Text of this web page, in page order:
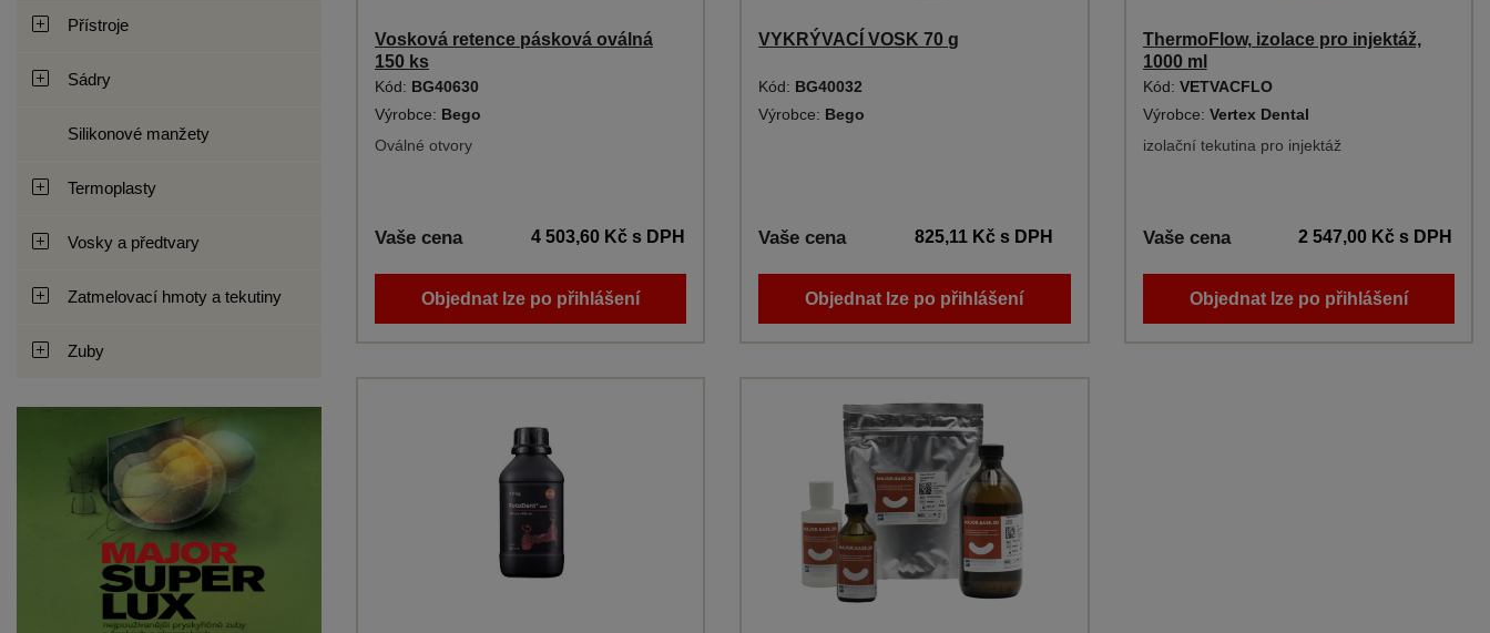
Přístroje
Sádry
Silikonové manžety
Termoplasty
Vosky a předtvary
Zatmelovací hmoty a tekutiny
Zuby
Vosková retence pásková oválná
150 ks
Kód: BG40630
Výrobce: Bego
Oválné otvory
Vaše cena 4 503,60 Kčs DPH
Objednat lze po přihlášení
VYKRÝVACÍ VOSK 70 g
Kód: BG40032
Výrobce: Bego
Vaše cena 825,11 Kč s DPH
Objednat lze po přihlášení
ThermoFlow, izolace pro injektáž,
1000 ml
Kód: VETVACFLO
Výrobce: Vertex Dental
izolační tekutina pro injektáž
Vaše cena 2 547,00 Kč s DPH
Objednat lze po přihlášení